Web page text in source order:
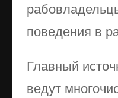
поведения в
Главный
ведут